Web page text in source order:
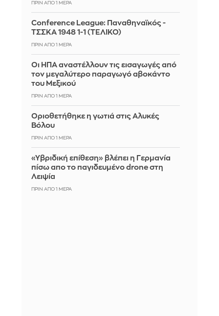
ΠΡΙΝ ΑΠΌ 1 ΜΈΡΑ
Conference League: Παναθηναϊκός -
ΤΣΣΚΑ 1948 1-1 (ΤΕΛΙΚΟ)
ΠΡΙΝ ΑΠΌ 1 ΜΈΡΑ
Οι ΗΠΑ αναστέλλουν τις εισαγωγές από
τον μεγαλύτερο παραγωγό αβοκάντο
του Μεξικού
ΠΡΙΝ ΑΠΌ 1 ΜΈΡΑ
Οριοθετήθηκε η γωτιά στις Αλυκές
Βόλου
ΠΡΙΝ ΑΠΌ 1 ΜΈΡΑ
«Υβριδική επίθεση» βλέπει η Γερμανία
πίσω απο το παγιδευμένο drone στη
Λειψία
ΠΡΙΝ ΑΠΌ 1 ΜΈΡΑ